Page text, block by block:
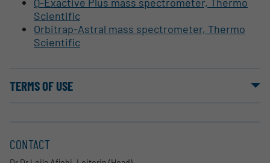
Scientific
Orbitrap-Astral mass spectrometer, Thermo
Scientific
TERMS OF USE
CONTACT